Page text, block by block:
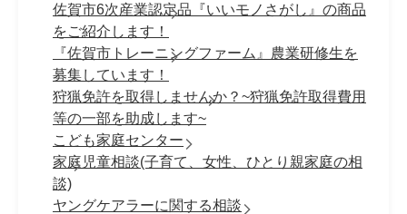
佐賀市6次産業認定品『いいモノさがし』の商品
をご紹介します！
『佐賀市トレーニングファーム』農業研修生を
募集しています！
狩猟免許を取得しませんか？~狩猟免許取得費用
等の一部を助成します~
こども家庭センター
家庭児童相談(子育て、女性、ひとり親家庭の相
談)
ヤングケアラーに関する相談